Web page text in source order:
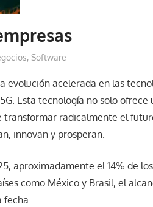
, Software
evolución acelerada en las
Esta tecnología no solo ofrece
radicalmente el
innovan y prosperan.
aproximadamente el 14% de
como México y Brasil, el
fecha.